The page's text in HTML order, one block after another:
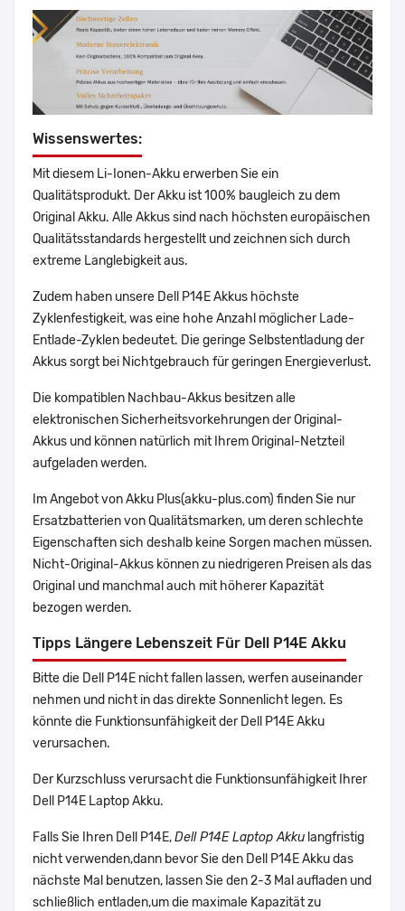
Wissenswertes:
Mit diesem Li-Ionen-Akku erwerben Sie ein
Qualitätsprodukt. Der Akku ist 100% baugleich zu dem
Original Akku. Alle Akkus sind nach höchsten europäischen
Qualitätsstandards hergestellt und zeichnen sich durch
extreme Langlebigkeit aus.
Zudem haben unsere Dell P14E Akkus höchste
Zyklenfestigkeit, was eine hohe Anzahl möglicher Lade-
Entlade-Zyklen bedeutet. Die geringe Selbstentladung der
Akkus sorgt bei Nichtgebrauch für geringen Energieverlust.
Die kompatiblen Nachbau-Akkus besitzen alle
elektronischen Sicherheitsvorkehrungen der Original-
Akkus und können natürlich mit Ihrem Original-Netzteil
aufgeladen werden.
Im Angebot von Akku Plus(akku-plus.com) finden Sie nur
Ersatzbatterien von Qualitätsmarken, um deren schlechte
Eigenschaften sich deshalb keine Sorgen machen müssen.
Nicht-Original-Akkus können zu niedrigeren Preisen als das
Original und manchmal auch mit höherer Kapazität
bezogen werden.
Tipps Längere Lebenszeit Für Dell P14E Akku
Bitte die Dell P14E nicht fallen lassen, werfen auseinander
nehmen und nicht in das direkte Sonnenlicht legen. Es
könnte die Funktionsunfähigkeit der Dell P14E Akku
verursachen.
Der Kurzschluss verursacht die Funktionsunfähigkeit Ihrer
Dell P14E Laptop Akku.
Falls Sie Ihren Dell P14E,Dell P14E Laptop Akku langfristig
nicht verwenden,dann bevor Sie den Dell P14E Akku das
nächste Mal benutzen, lassen Sie den 2-3 Mal aufladen und
schließlich entladen,um die maximale Kapazität zu